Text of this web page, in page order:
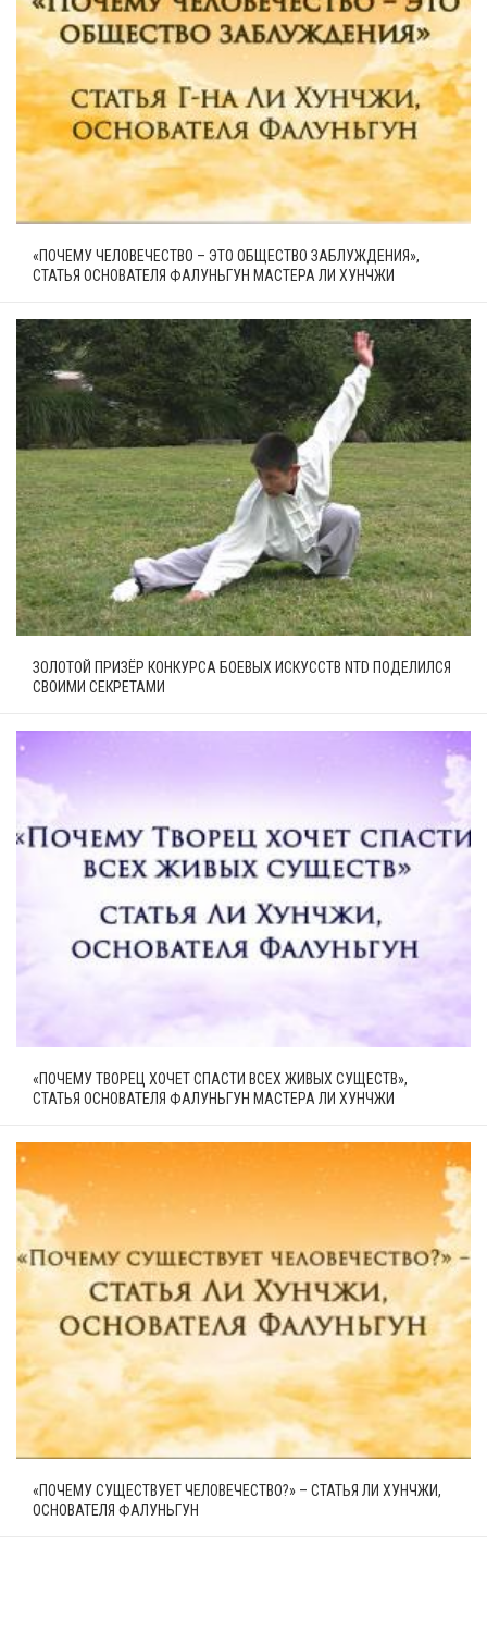
«ПОЧЕМУ ЧЕЛОВЕЧЕСТВО – ЭТО ОБЩЕСТВО ЗАБЛУЖДЕНИЯ»,
СТАТЬЯ ОСНОВАТЕЛЯ ФАЛУНЬГУН МАСТЕРА ЛИ ХУНЧЖИ
ЗОЛОТОЙ ПРИЗЁР КОНКУРСА БОЕВЫХ ИСКУССТВ NTD ПОДЕЛИЛСЯ
СВОИМИ СЕКРЕТАМИ
«ПОЧЕМУ ТВОРЕЦ ХОЧЕТ СПАСТИ ВСЕХ ЖИВЫХ СУЩЕСТВ»,
СТАТЬЯ ОСНОВАТЕЛЯ ФАЛУНЬГУН МАСТЕРА ЛИ ХУНЧЖИ
«ПОЧЕМУ СУЩЕСТВУЕТ ЧЕЛОВЕЧЕСТВО?» – СТАТЬЯ ЛИ ХУНЧЖИ,
ОСНОВАТЕЛЯ ФАЛУНЬГУН